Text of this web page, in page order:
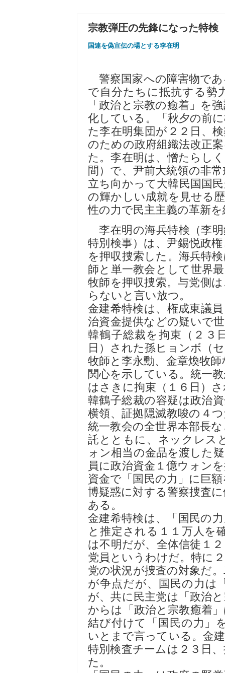
宗教弾圧の先鋒になった特検
国連を偽宣伝の場とする李在明
警察国家への障害物で
で自分たちに抵抗する勢
「政治と宗教の癒着」を
化している。「秋夕の前
た李在明集団が２２日、
のための政府組織法改正
た。李在明は、憎たらし
間）で、尹前大統領の非
立ち向かって大韓民国国
の輝かしい成就を見せる
性の力で民主主義の革新
李在明の海兵特検（李
特別検事）は、尹錫悦政
を押収捜索した。海兵特
師と単一教会として世界
牧師を押収捜索。与党側
らないと言い放つ。
金建希特検は、権成東議
治資金提供などの疑いで
韓鶴子総裁を拘束（２３
日）された孫ヒョンボ（
牧師と李永勳、金章煥牧
関心を示している。統一
はさきに拘束（１６日）
韓鶴子総裁の容疑は政治
横領、証拠隠滅教唆の４
統一教会の全世界本部長
託とともに、ネックレス
ォン相当の金品を渡した
員に政治資金１億ウォン
資金で「国民の力」に巨
博疑惑に対する警察捜査
ある。
金建希特検は、「国民の
と推定される１１万人を
は不明だが、全体信徒１
党員というわけだ。特に
党の状況が捜査の対象だ
が争点だが、国民の力は
が、共に民主党は「政治
からは「政治と宗教癒着
結び付けて「国民の力」
いとまで言っている。金
特別検査チームは２３日
た。